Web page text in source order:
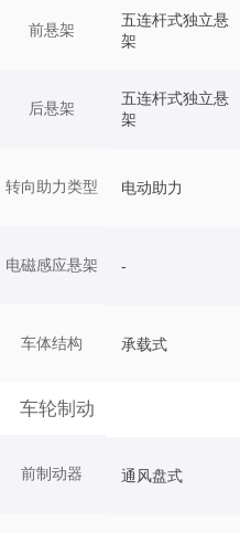
前悬架
后悬架
转向助力类型
电磁感应悬架
车体结构
车轮制动
前制动器
五连杆式独立悬
架
五连杆式独立悬
架
电动助力
-
承载式
通风盘式